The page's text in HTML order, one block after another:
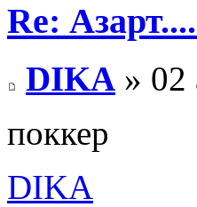
Re:
DIKA » 02
поккер
DIKA